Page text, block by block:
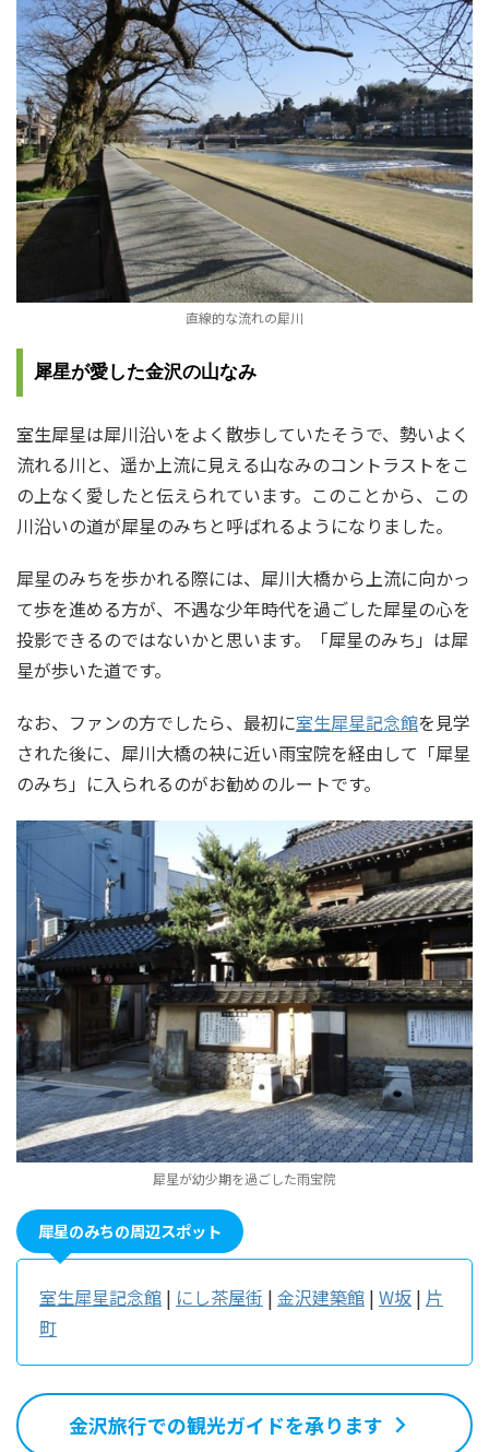
直線的な流れの犀川
犀星が愛した金沢の山なみ
室生犀星は犀川沿いをよく散歩していたそうで、勢いよく
流れる川と、遥か上流に見える山なみのコントラストをこ
の上なく愛したと伝えられています。このことから、この
川沿いの道が犀星のみちと呼ばれるようになりました。
犀星のみちを歩かれる際には、犀川大橋から上流に向かっ
て歩を進める方が、不遇な少年時代を過ごした犀星の心を
投影できるのではないかと思います。「犀星のみち」は犀
星が歩いた道です。
なお、ファンの方でしたら、最初に室生犀星記念館を見学
された後に、犀川大橋の袂に近い雨宝院を経由して「犀星
のみち」に入られるのがお勧めのルートです。
犀星が幼少期を過ごした雨宝院
犀星のみちの周辺スポット
室生犀星記念館 | にし茶屋街 | 金沢建築館 | W坂 | 片
町
金沢旅行での観光ガイドを承ります